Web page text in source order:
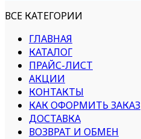
ВСЕ КАТЕГОРИИ
ГЛАВНАЯ
КАТАЛОГ
ПРАЙС-ЛИСТ
АКЦИИ
КОНТАКТЫ
КАК ОФОРМИТЬ ЗАКАЗ
ДОСТАВКА
ВОЗВРАТ И ОБМЕН